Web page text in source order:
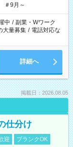
＃9月～
中 / 副業・Wワーク
大量募集 / 電話対応な
詳細へ
掲載日：2026.08.05
仕分け
迎 ブランクOK